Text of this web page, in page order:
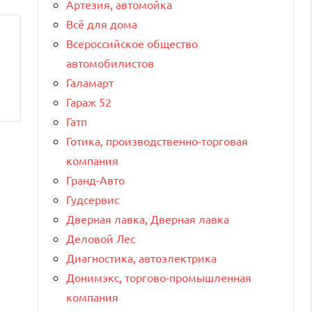
Артезия, автомойка
Всё для дома
Всероссийское общество
автомобилистов
Галамарт
Гараж 52
Гатп
Готика, производственно-торговая
компания
Гранд-Авто
Гудсервис
Дверная лавка, Дверная лавка
Деловой Лес
Диагностика, автоэлектрика
Донимэкс, торгово-промышленная
компания